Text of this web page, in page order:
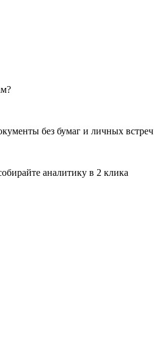
без бумаг и личных встреч
аналитику в 2 клика